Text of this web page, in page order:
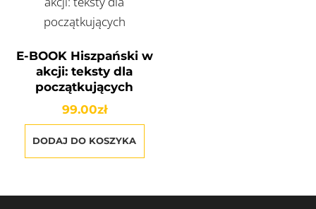
E-BOOK Hiszpański w
akcji: teksty dla
początkujących
99.00zł
DODAJ DO KOSZYKA